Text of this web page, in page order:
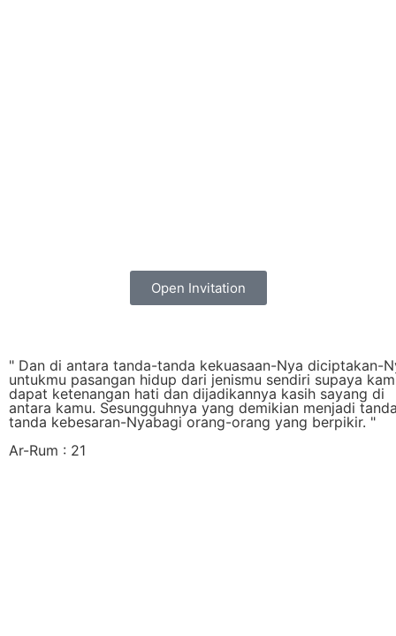
Open Invitation
" Dan di antara tanda-tanda kekuasaan-Nya diciptakan-
untukmu pasangan hidup dari jenismu sendiri supaya
dapat ketenangan hati dan dijadikannya kasih sayang di
antara kamu. Sesungguhnya yang demikian menjadi
tanda kebesaran-Nyabagi orang-orang yang berpikir. "
Ar-Rum : 21